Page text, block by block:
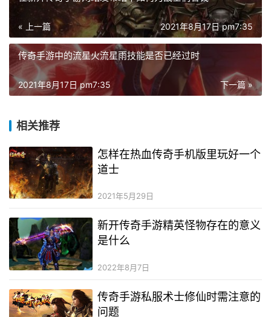
« 上一篇 2021年8月17日 pm7:35
传奇手游中的流星火流星雨技能是否已经过时
下一篇 »
2021年8月17日 pm7:35
相关推荐
怎样在热血传奇手机版里玩好一个
道士
2021年5月29日
新开传奇手游精英怪物存在的意义
是什么
2022年8月7日
传奇手游私服术士修仙时需注意的
问题